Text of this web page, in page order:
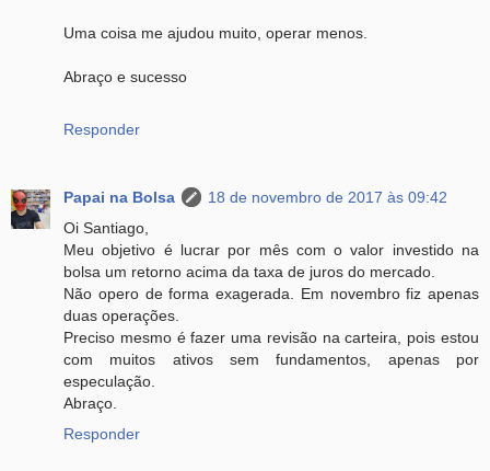
Uma coisa me ajudou muito, operar menos.
Abraço e sucesso
Responder
Papai na Bolsa
18 de novembro de 2017 às 09:42
Oi Santiago,
Meu objetivo é lucrar por mês com o valor investido na
bolsa um retorno acima da taxa de juros do mercado.
Não opero de forma exagerada. Em novembro fiz apenas
duas operações.
Preciso mesmo é fazer uma revisão na carteira, pois estou
com muitos ativos sem fundamentos, apenas por
especulação.
Abraço.
Responder